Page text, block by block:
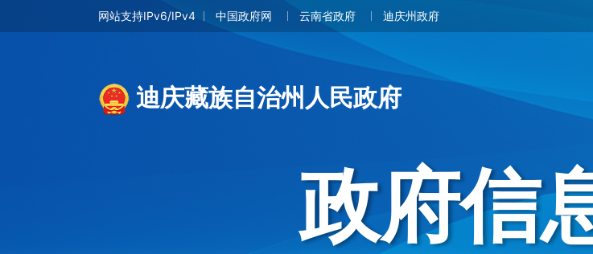
网站支持IPv6/IPv4 中国政府网 云南省政府 迪庆州政府
迪庆藏族自治州人民政府
政府信